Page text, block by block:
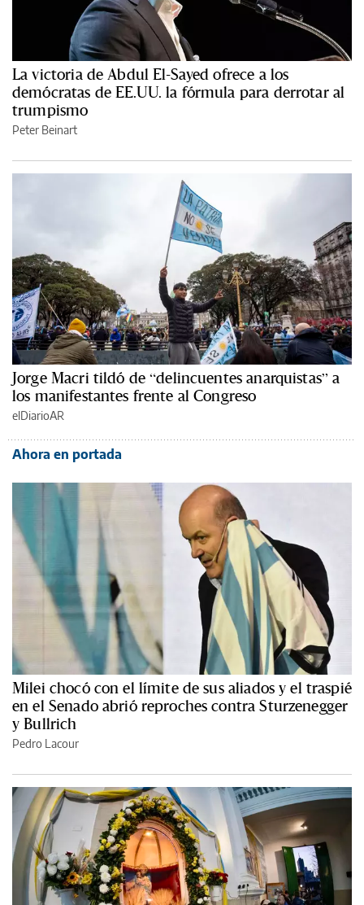
La victoria de Abdul El-Sayed ofrece a los
demócratas de EE.UU. la fórmula para derrotar al
trumpismo
Peter Beinart
Jorge Macri tildó de “delincuentes anarquistas” a
los manifestantes frente al Congreso
elDiarioAR
Ahora en portada
Milei chocó con el límite de sus aliados y el traspié
en el Senado abrió reproches contra Sturzenegger
y Bullrich
Pedro Lacour